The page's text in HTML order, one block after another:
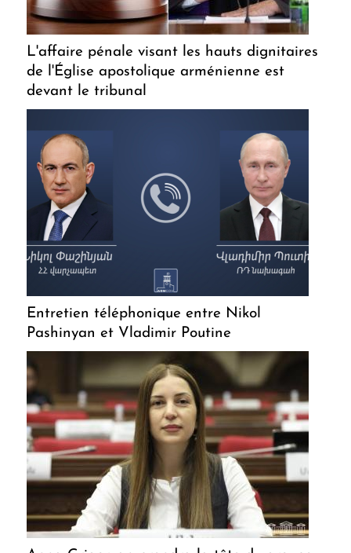
L'affaire pénale visant les hauts dignitaires
de l'Église apostolique arménienne est
devant le tribunal
Entretien téléphonique entre Nikol
Pashinyan et Vladimir Poutine